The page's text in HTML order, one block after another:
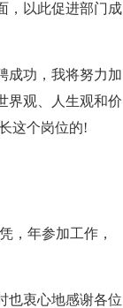
，以此促进部门成
成功，我将努力加
界观、人生观和价
这个岗位的!
，年参加工作，
也衷心地感谢各位